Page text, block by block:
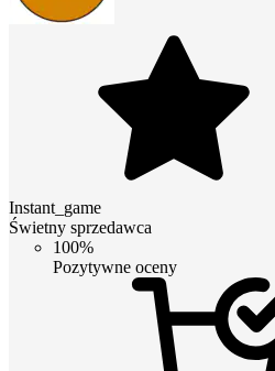
Instant_game
Świetny sprzedawca
100%
Pozytywne oceny